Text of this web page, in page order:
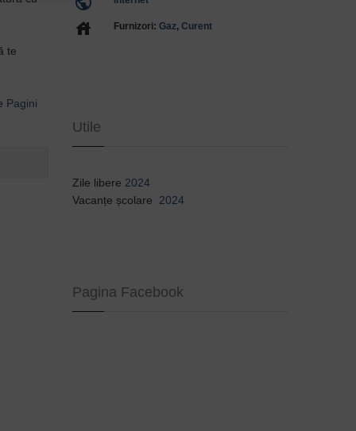
te
Pagini
house Furnizori: Gaz, Curent
Utile
Zile libere 2024
Vacanțe școlare 2024
Pagina Facebook